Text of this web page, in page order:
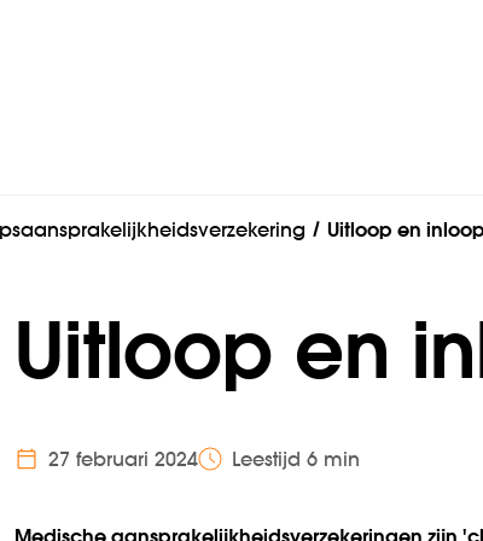
Uitloop en inloop
Uitloop en
27 februari 2024 Leestijd 6 min